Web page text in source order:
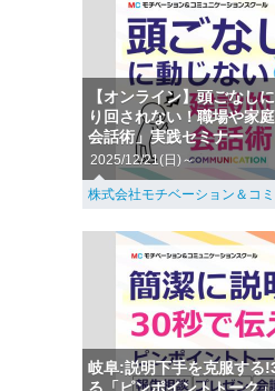
【オンライン】頭ごなし
り回されない！職場や家
会話術」実践セミナー
2025/12/21(日)～
株式会社モチベーション＆コ
岐阜:説明下手を克服する